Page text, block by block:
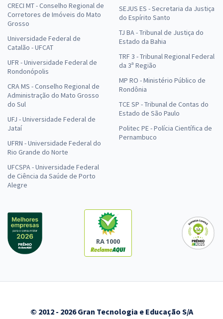
CRECI MT - Conselho Regional de
Corretores de Imóveis do Mato
Grosso
Universidade Federal de
Catalão - UFCAT
UFR - Universidade Federal de
Rondonópolis
CRA MS - Conselho Regional de
Administração do Mato Grosso
do Sul
UFJ - Universidade Federal de
Jataí
UFRN - Universidade Federal do
Rio Grande do Norte
UFCSPA - Universidade Federal
de Ciência da Saúde de Porto
Alegre
SEJUS ES - Secretaria da Justiça
do Espírito Santo
TJ BA - Tribunal de Justiça do
Estado da Bahia
TRF 3 - Tribunal Regional Federal
da 3ª Região
MP RO - Ministério Público de
Rondônia
TCE SP - Tribunal de Contas do
Estado de São Paulo
Politec PE - Polícia Científica de
Pernambuco
RA 1000
© 2012 - 2026 Gran Tecnologia e Educação S/A